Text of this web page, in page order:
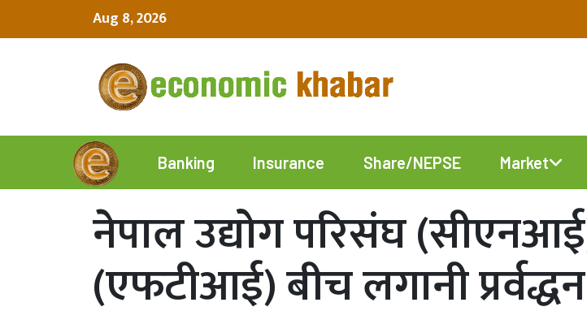
Aug 8, 2026
Banking Insurance Share/NEPSE Market
नेपाल उद्योग परिसंघ
(एफटीआई) बीच लगानी